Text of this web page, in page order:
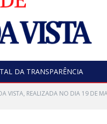
DA TRANSPARÊNCIA
VISTA, REALIZADA NO DIA 19 DE